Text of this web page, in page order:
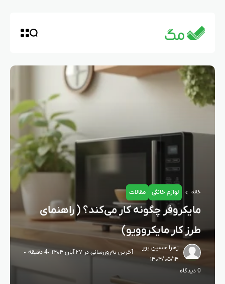
خانه لوازم خانگی مقالات
مایکروفر چگونه کار می‌کند؟ ( راهنمای
طرز کار مایکروویو)
زهرا حسین پور
۱۴۰۴/۰۵/۱۴
آخرین به‌روزرسانی در ۲۷ آبان ۱۴۰۴ 4 دقیقه
0 دیدگاه